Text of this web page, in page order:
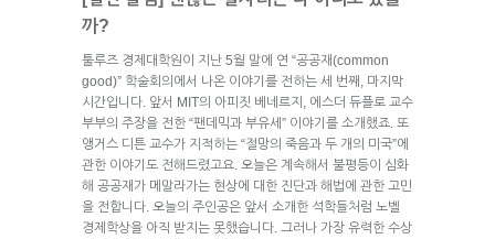
까?
툴루즈 경제대학원이 지난 5월 말에 연 “공공재(common
good)” 학술회의에서 나온 이야기를 전하는 세 번째, 마지막
시간입니다. 앞서 MIT의 아피짓 베네르지, 에스더 듀플로 교수
부부의 주장을 전한 “팬데믹과 부유세” 이야기를 소개했죠. 또
앵거스 디튼 교수가 지적하는 “절망의 죽음과 두 개의 미국”에
관한 이야기도 전해드렸고요. 오늘은 계속해서 불평등이 심화
해 공공재가 메말라가는 현상에 대한 진단과 해법에 관한 고민
을 전합니다. 오늘의 주인공은 앞서 소개한 석학들처럼 노벨
경제학상을 아직 받지는 못했습니다. 그러나 가장 유력한 수상